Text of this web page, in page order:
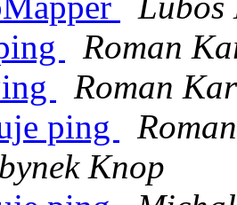
Roman
Roman
ping
Knop